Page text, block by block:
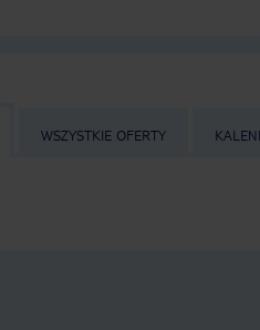
WSZYSTKIE OFERTY